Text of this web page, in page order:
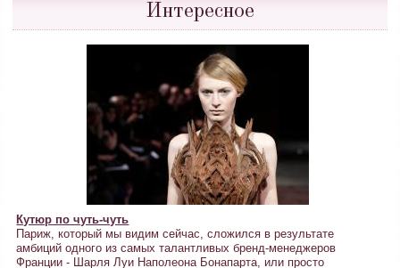
Интересное
Кутюр по чуть-чуть
Париж, который мы видим сейчас, сложился в результате
амбиций одного из самых талантливых бренд-менеджеров
Франции - Шарля Луи Наполеона Бонапарта, или просто